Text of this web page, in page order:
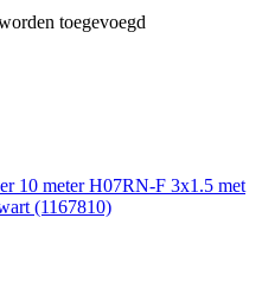
toegevoegd
10 meter H07RN-F 3x1.5 met
(1167810)